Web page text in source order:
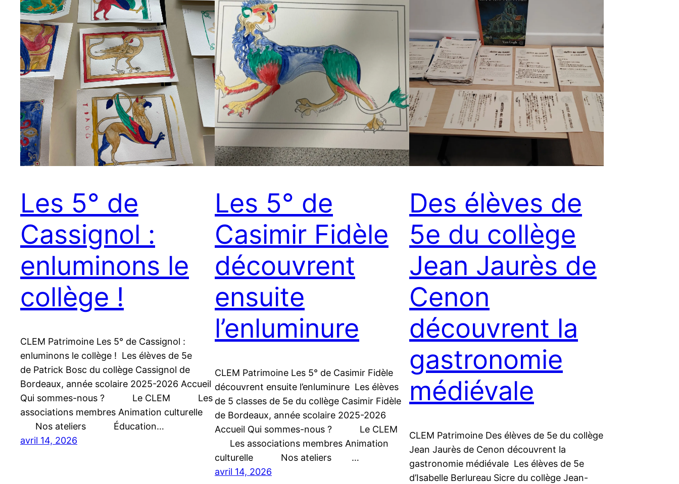
Les 5° de
Cassignol :
enluminons le
collège !
CLEM Patrimoine Les 5° de Cassignol :
enluminons le collège ! Les élèves de 5e
de Patrick Bosc du collège Cassignol de
Bordeaux, année scolaire 2025-2026 Accueil
Qui sommes-nous ? Le CLEM Les
associations membres Animation culturelle
Nos ateliers Éducation…
avril 14, 2026
Les 5° de
Casimir Fidèle
découvrent
ensuite
l’enluminure
CLEM Patrimoine Les 5° de Casimir Fidèle
découvrent ensuite l’enluminure Les élèves
de 5 classes de 5e du collège Casimir Fidèle
de Bordeaux, année scolaire 2025-2026
Accueil Qui sommes-nous ? Le CLEM
Les associations membres Animation
culturelle Nos ateliers …
avril 14, 2026
Des élèves de
5e du collège
Jean Jaurès de
Cenon
découvrent la
gastronomie
médiévale​
CLEM Patrimoine Des élèves de 5e du collège
Jean Jaurès de Cenon découvrent la
gastronomie médiévale Les élèves de 5e
d’Isabelle Berlureau Sicre du collège Jean-